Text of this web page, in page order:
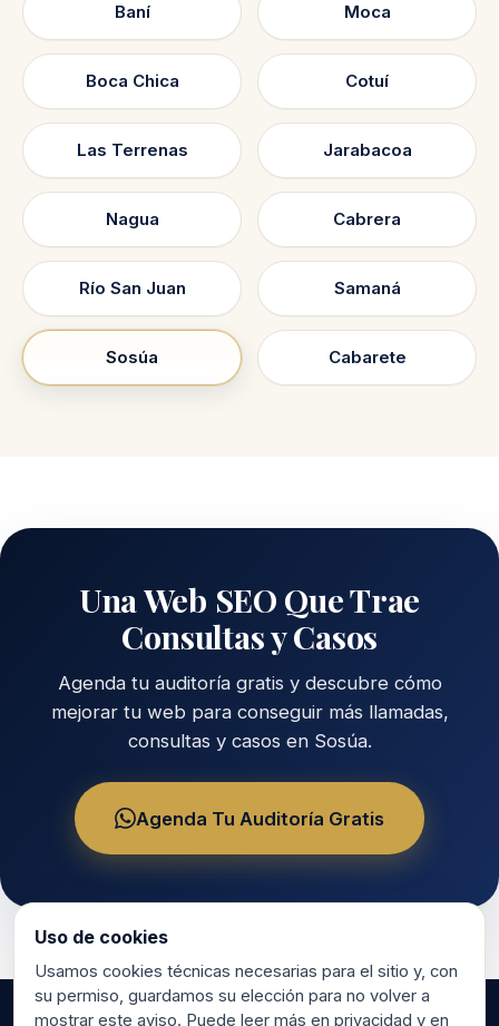
Baní Moca
Boca Chica Cotuí
Las Terrenas Jarabacoa
Nagua Cabrera
Río San Juan Samaná
Sosúa Cabarete
Una Web SEO Que Trae
Consultas y Casos
Agenda tu auditoría gratis y descubre cómo
mejorar tu web para conseguir más llamadas,
consultas y casos en Sosúa.
Agenda Tu Auditoría Gratis
Uso de cookies
Usamos cookies técnicas necesarias para el sitio y, con
su permiso, guardamos su elección para no volver a
mostrar este aviso. Puede leer más en privacidad y en